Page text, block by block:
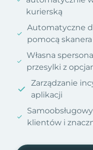
kurierską
Automatyczne
pomocą
Własna
przesylki z
Zarządzanie
aplikacji
klientów i